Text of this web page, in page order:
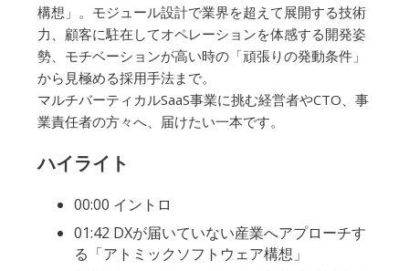
構想」。モジュール設計で業界を超えて展開する技術
力、顧客に駐在してオペレーションを体感する開発姿
勢、モチベーションが高い時の「頑張りの発動条件」
から見極める採用手法まで。
マルチバーティカルSaaS事業に挑む経営者やCTO、事
業責任者の方々へ、届けたい一本です。
ハイライト
00:00 イントロ
01:42 DXが届いていない産業へアプローチす
る「アトミックソフトウェア構想」